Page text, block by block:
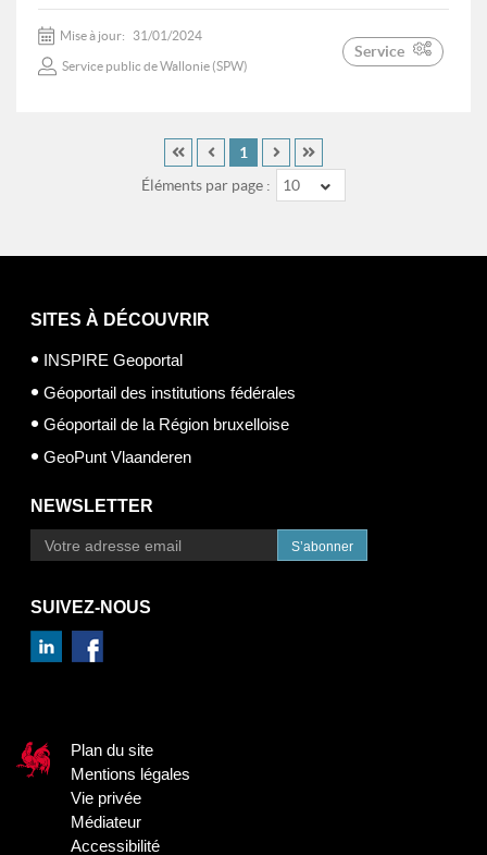
Mise à jour: 31/01/2024
Service public de Wallonie (SPW)
Service
Éléments par page : 10
1
SITES À DÉCOUVRIR
INSPIRE Geoportal
Géoportail des institutions fédérales
Géoportail de la Région bruxelloise
GeoPunt Vlaanderen
NEWSLETTER
S’abonner
SUIVEZ-NOUS
Plan du site
Mentions légales
Vie privée
Médiateur
Accessibilité